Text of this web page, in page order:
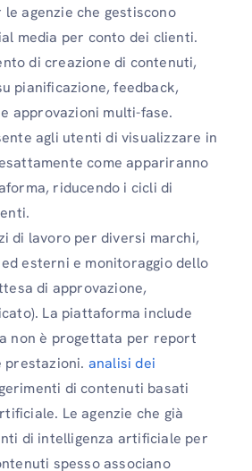
agenzie che gestiscono
media per conto dei clienti.
di creazione di contenuti,
pianificazione, feedback,
approvazioni multi-fase.
agli utenti di visualizzare in
come appariranno
riducendo i cicli di
di lavoro per diversi marchi,
esterni e monitoraggio dello
di approvazione,
La piattaforma include
non è progettata per report
prestazioni. analisi dei
di contenuti basati
Le agenzie che già
di intelligenza artificiale per
spesso associano